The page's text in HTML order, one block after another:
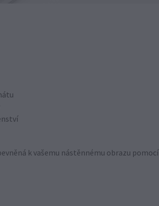
k vašemu nástěnnému obrazu